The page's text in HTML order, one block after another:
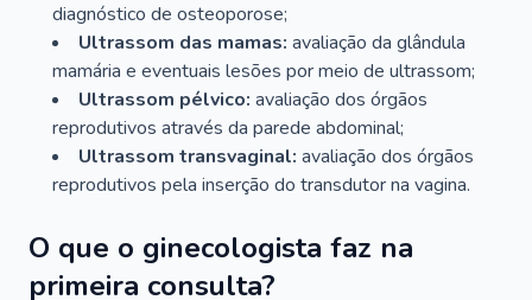
diagnóstico de osteoporose;
Ultrassom das mamas: avaliação da glândula
mamária e eventuais lesões por meio de ultrassom;
Ultrassom pélvico: avaliação dos órgãos
reprodutivos através da parede abdominal;
Ultrassom transvaginal: avaliação dos órgãos
reprodutivos pela inserção do transdutor na vagina.
O que o ginecologista faz na
primeira consulta?